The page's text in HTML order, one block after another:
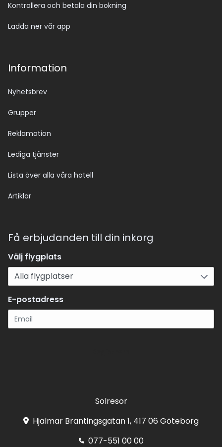
Kontrollera och betala din bokning
Ladda ner vår app
Information
Nyhetsbrev
Grupper
Reklamation
Lediga tjänster
Lista över alla våra hotell
Artiklar
Få erbjudanden till din inkorg
Välj flygplats
E-postadress
Solresor
Hjalmar Brantingsgatan 1, 417 06 Göteborg
077-551 00 00